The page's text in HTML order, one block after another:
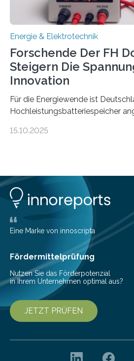
Energie & Elektrotechnik
Forschende Der FH
Steigern Die
Innovation
Für die Energiewende ist
Hochleistungsbatteriespeicher
Doch mit der immensen Zahl
Projekt KV-BATT diese Verluste
erhöhen dazu die Spannung um
Zwanzigfache. Ein kleiner Exkurs
Die elektrische Leistung
einer bestimmten Zeitspanne
15.10.2025
Eine Marke von innoscripta
Fördermittelprüfung
Nutzen Sie das Förderpotenzial
in Ihrem Unternehmen optimal aus?
JETZT PRÜFEN